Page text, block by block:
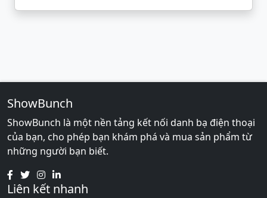
ShowBunch
ShowBunch là một nền tảng kết nối danh bạ điện thoại
của bạn, cho phép bạn khám phá và mua sản phẩm từ
những người bạn biết.
Liên kết nhanh